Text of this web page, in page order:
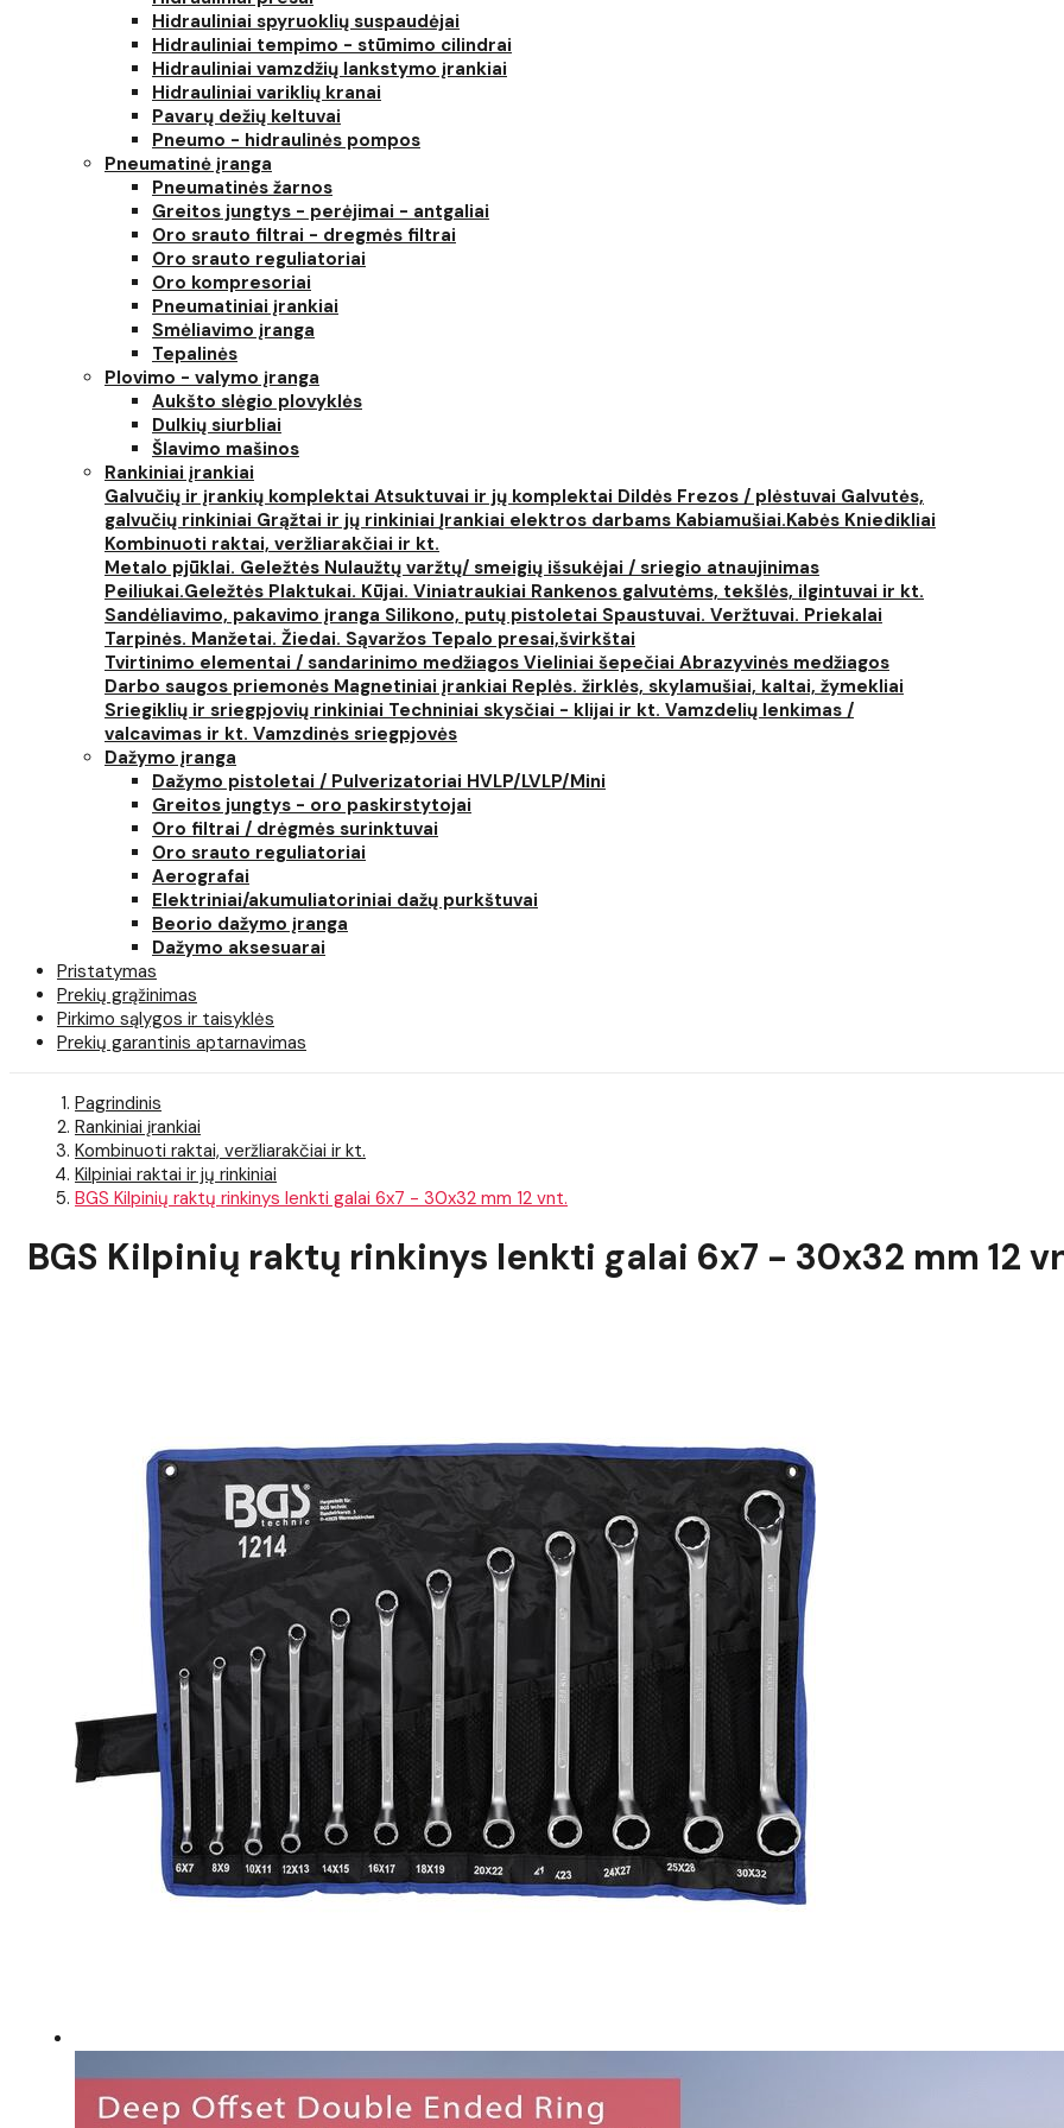
Hidrauliniai spyruoklių suspaudėjai
Hidrauliniai tempimo - stūmimo cilindrai
Hidrauliniai vamzdžių lankstymo įrankiai
Hidrauliniai variklių kranai
Pavarų dežių keltuvai
Pneumo - hidraulinės pompos
Pneumatinė įranga
Pneumatinės žarnos
Greitos jungtys - perėjimai - antgaliai
Oro srauto filtrai - dregmės filtrai
Oro srauto reguliatoriai
Oro kompresoriai
Pneumatiniai įrankiai
Smėliavimo įranga
Tepalinės
Plovimo - valymo įranga
Aukšto slėgio plovyklės
Dulkių siurbliai
Šlavimo mašinos
Rankiniai įrankiai
Galvučių ir įrankių komplektai Atsuktuvai ir jų komplektai Dildės Frezos / plėstuvai Galvutės,
galvučių rinkiniai Grąžtai ir jų rinkiniai Įrankiai elektros darbams Kabiamušiai.Kabės Kniedikliai
Kombinuoti raktai, veržliarakčiai ir kt.
Metalo pjūklai. Geležtės Nulaužtų varžtų/ smeigių išsukėjai / sriegio atnaujinimas
Peiliukai.Geležtės Plaktukai. Kūjai. Viniatraukiai Rankenos galvutėms, tekšlės, ilgintuvai ir kt.
Sandėliavimo, pakavimo įranga Silikono, putų pistoletai Spaustuvai. Veržtuvai. Priekalai
Tarpinės. Manžetai. Žiedai. Sąvaržos Tepalo presai,švirkštai
Tvirtinimo elementai / sandarinimo medžiagos Vieliniai šepečiai Abrazyvinės medžiagos
Darbo saugos priemonės Magnetiniai įrankiai Replės. žirklės, skylamušiai, kaltai, žymekliai
Sriegiklių ir sriegpjovių rinkiniai Techniniai skysčiai - klijai ir kt. Vamzdelių lenkimas /
valcavimas ir kt. Vamzdinės sriegpjovės
Dažymo įranga
Dažymo pistoletai / Pulverizatoriai HVLP/LVLP/Mini
Greitos jungtys - oro paskirstytojai
Oro filtrai / drėgmės surinktuvai
Oro srauto reguliatoriai
Aerografai
Elektriniai/akumuliatoriniai dažų purkštuvai
Beorio dažymo įranga
Dažymo aksesuarai
Pristatymas
Prekių grąžinimas
Pirkimo sąlygos ir taisyklės
Prekių garantinis aptarnavimas
Pagrindinis
Rankiniai įrankiai
Kombinuoti raktai, veržliarakčiai ir kt.
Kilpiniai raktai ir jų rinkiniai
BGS Kilpinių raktų rinkinys lenkti galai 6x7 - 30x32 mm 12 vnt.
BGS Kilpinių raktų rinkinys lenkti galai 6x7 - 30x32 mm 12